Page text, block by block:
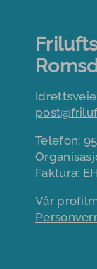
Telefon:
Faktura:
Vår